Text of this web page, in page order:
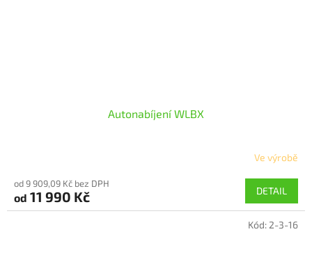
Autonabíjení WLBX
produktu
je
5,0
Ve výrobě
od 9 909,09 Kč bez DPH
od 11 990 Kč DETAIL
Kód: 2-3-16